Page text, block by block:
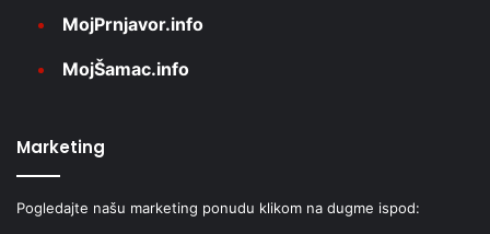
MojPrnjavor.info
MojŠamac.info
Marketing
Pogledajte našu marketing ponudu klikom na dugme ispod: